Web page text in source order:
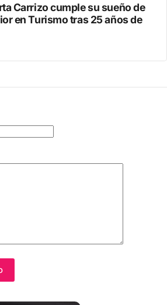
Carrizo cumple su sueño de
en Turismo tras 25 años de